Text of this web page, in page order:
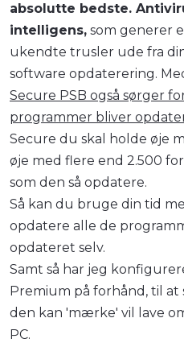
absolutte bedste.
intelligens, som generer
ukendte trusler ude fra
software opdaterering.
Secure PSB også sørger
programmer bliver
Secure du skal holde øje
øje med flere end 2.500
som den så opdatere.
Så kan du bruge din tid
opdatere alle de
opdateret selv.
Samt så har jeg
Premium på forhånd, til
den kan 'mærke' vil lave
PC.